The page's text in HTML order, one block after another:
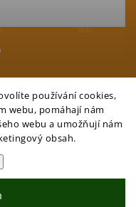
používání cookies,
webu, pomáhají nám
webu a umožňují nám
obsah.
práva vyhrazena.